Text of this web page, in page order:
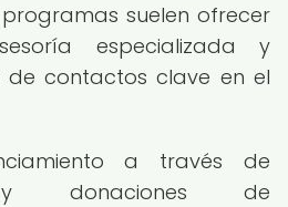
programas suelen ofrecer
especializada y
contactos clave en el
a través de
y donaciones de